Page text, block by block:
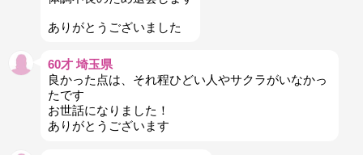
ありがとうございました
60才 埼玉県
良かった点は、それ程ひどい人やサクラがいなかっ
たです
お世話になりました！
ありがとうございます